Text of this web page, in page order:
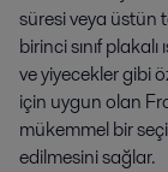
süresi veya üstün
birinci sınıf
ve yiyecekler gibi
için uygun olan
mükemmel bir
edilmesini sağlar.